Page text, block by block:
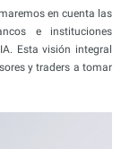
en cuenta las
e instituciones
Esta visión integral
y traders a tomar